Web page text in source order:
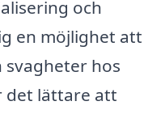
och
en möjlighet att
svagheter hos
det lättare att